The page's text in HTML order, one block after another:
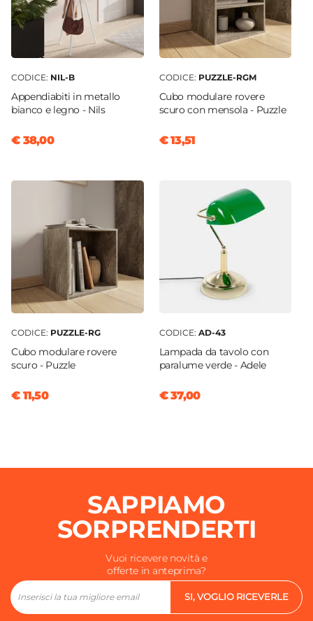
CODICE: NIL-B
Appendiabiti in metallo
bianco e legno - Nils
€ 38,00
CODICE: PUZZLE-RGM
Cubo modulare rovere
scuro con mensola - Puzzle
€ 13,51
CODICE: PUZZLE-RG
Cubo modulare rovere
scuro - Puzzle
€ 11,50
CODICE: AD-43
Lampada da tavolo con
paralume verde - Adele
€ 37,00
SAPPIAMO
SORPRENDERTI
Vuoi ricevere novità e
offerte in anteprima?
SI, VOGLIO RICEVERLE